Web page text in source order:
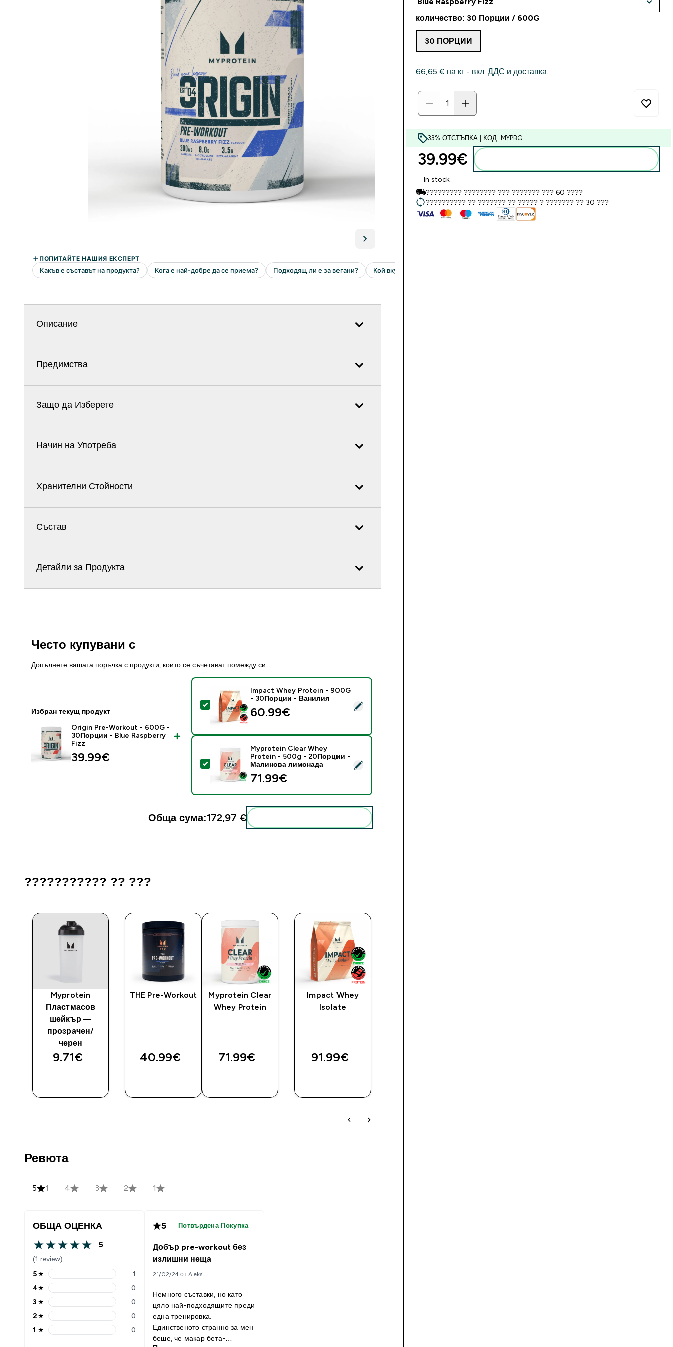
Описание
Предимства
Защо да Изберете
Начин на Употреба
Хранителни Стойности
Състав
Детайли за Продукта
Често купувани с
Допълнете вашата поръчка с продукти, които се съчетават помежду си
Избран текущ продукт
Origin Pre-Workout - 600G -
30Порции - Blue Raspberry
Fizz
39.99€‎
Select this product - Impact Whey Protein - 900G - 30Порции - Ванилия
Impact Whey Protein - 900G
- 30Порции - Ванилия
60.99€‎
Select this product - Myprotein Clear Whey Protein - 500g - 20Порции - Малинова лимонада
Myprotein Clear Whey
Protein - 500g - 20Порции -
Малинова лимонада
71.99€‎
Обща сума:172,97 €‎
??????????? ?? ???
Myprotein
Пластмасов
шейкър —
прозрачен/
черен
9.71€‎
THE Pre-Workout
40.99€‎
Myprotein Clear
Whey Protein
71.99€‎
Impact Whey
Isolate
91.99€‎
Ревюта
5 1 4 3 2 1
ОБЩА ОЦЕНКА
5 out of 5 stars
5
(1 review)
5 stars rating 1 reviews
5★ 1
4 stars rating 0 reviews
4★ 0
3 stars rating 0 reviews
3 ★ 0
2 stars rating 0 reviews
2★ 0
1 stars rating 0 reviews
1 ★ 0
5 Потвърдена Покупка
Добър pre-workout без
излишни неща
21/02/24 от Aleksi
Немного съставки, но като
цяло най-подходящите преди
една тренировка.
Единственото странно за мен
беше, че макар бета-
количество: 30 Порции / 600G
30 ПОРЦИИ
66,65 €‎ на кг - вкл. ДДС и доставка.
33% ОТСТЪПКА | КОД: MYPBG
39.99€‎
In stock
????????? ???????? ??? ??????? ??? 60 ????
?????????? ?? ??????? ?? ????? ? ??????? ?? 30 ???